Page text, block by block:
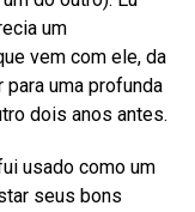
um
vem com ele, da
uma profunda
dois anos antes.
usado como um
seus bons